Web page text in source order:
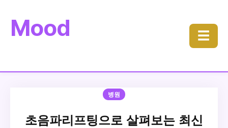
Mood ☰
병원
초음파리프팅으로 살펴보는 최신